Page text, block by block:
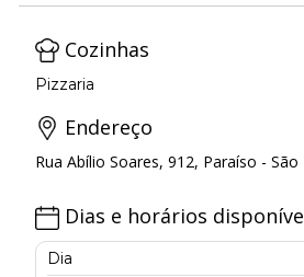
Cozinhas
Pizzaria
Endereço
Rua Abílio Soares, 912, Paraíso - São
Dias e horários
Dia